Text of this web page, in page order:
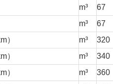
m³ 67
m³ 67
） m³ 320
） m³ 340
） m³ 360